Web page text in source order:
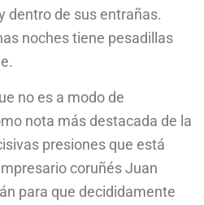
dentro de sus entrañas.
noches tiene pesadillas
no es a modo de
nota más destacada de la
presiones que está
coruñés Juan
para que decididamente